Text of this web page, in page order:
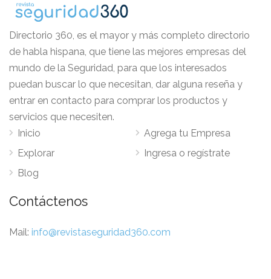
Directorio 360, es el mayor y más completo directorio
de habla hispana, que tiene las mejores empresas del
mundo de la Seguridad, para que los interesados
puedan buscar lo que necesitan, dar alguna reseña y
entrar en contacto para comprar los productos y
servicios que necesiten.
Inicio
Explorar
Blog
Agrega tu Empresa
Ingresa o regístrate
Contáctenos
Mail: info@revistaseguridad360.com